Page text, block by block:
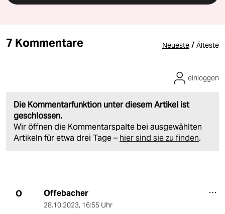
7 Kommentare Neueste / Älteste
Die Kommentarfunktion unter diesem Artikel ist
geschlossen.
Wir öffnen die Kommentarspalte bei ausgewählten
Artikeln für etwa drei Tage – hier sind sie zu finden.
einloggen
O Offebacher
28.10.2023, 16:55 Uhr